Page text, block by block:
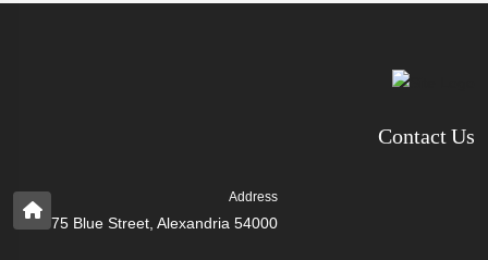
Contact Us
Address
75 Blue Street, Alexandria 54000